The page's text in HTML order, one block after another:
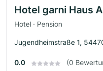
Hotel garni Haus
Hotel · Pension
Jugendheimstraße 1,
0.0 (0